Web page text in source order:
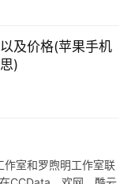
及价格(苹果手机
)
室和罗煦明工作室联